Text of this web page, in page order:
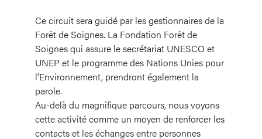
Ce circuit sera guidé par les gestionnaires de la
Forêt de Soignes. La Fondation Forêt de
Soignes qui assure le secrétariat UNESCO et
UNEP et le programme des Nations Unies pour
l’Environnement, prendront également la
parole.
Au-delà du magnifique parcours, nous voyons
cette activité comme un moyen de renforcer les
contacts et les échanges entre personnes